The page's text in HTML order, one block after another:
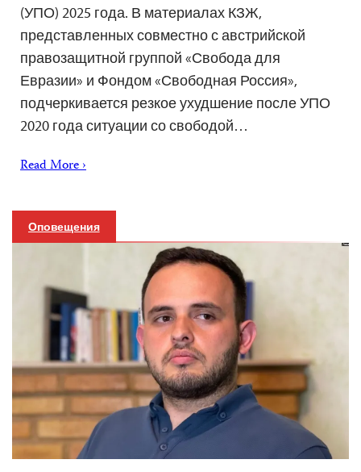
(УПО) 2025 года. В материалах КЗЖ,
представленных совместно с австрийской
правозащитной группой «Свобода для
Евразии» и Фондом «Свободная Россия»,
подчеркивается резкое ухудшение после УПО
2020 года ситуации со свободой…
Read More ›
Оповещения